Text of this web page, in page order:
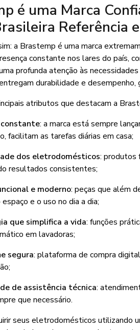
é uma Marca
Referência
a Brastemp é uma marca
constante nos lares do país,
profunda atenção às
durabilidade e
atributos que destacam a
constante: a marca está sempre
facilitam as tarefas diárias em casa;
dos eletrodomésticos: produtos
resultados consistentes;
e moderno: peças que além
e o uso no dia a dia;
que simplifica a vida: funções
em lavadoras;
segura: plataforma de compra
de assistência técnica:
que necessário.
seus eletrodomésticos utilizando